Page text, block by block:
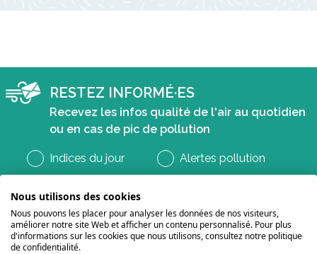
RESTEZ INFORMÉ·ES
Recevez les infos qualité de l'air au quotidien
ou en cas de pic de pollution
Indices du jour Alertes pollution
Nous utilisons des cookies
Nous pouvons les placer pour analyser les données de nos visiteurs,
améliorer notre site Web et afficher un contenu personnalisé. Pour plus
d'informations sur les cookies que nous utilisons, consultez notre politique
de confidentialité.